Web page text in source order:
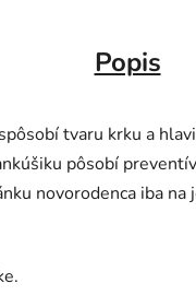
Popis
tvaru krku a
pôsobí
novorodenca iba na